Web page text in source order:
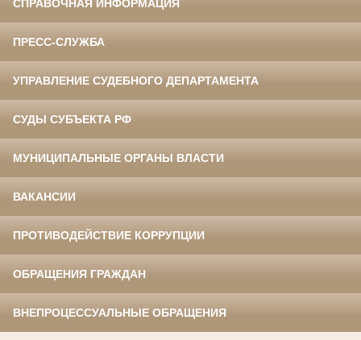
СПРАВОЧНАЯ ИНФОРМАЦИЯ
ПРЕСС-СЛУЖБА
УПРАВЛЕНИЕ СУДЕБНОГО ДЕПАРТАМЕНТА
СУДЫ СУБЪЕКТА РФ
МУНИЦИПАЛЬНЫЕ ОРГАНЫ ВЛАСТИ
ВАКАНСИИ
ПРОТИВОДЕЙСТВИЕ КОРРУПЦИИ
ОБРАЩЕНИЯ ГРАЖДАН
ВНЕПРОЦЕССУАЛЬНЫЕ ОБРАЩЕНИЯ